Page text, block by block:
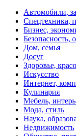
Автомобили,
Спецтехника,
Бизнес,
Безопасность,
Дом, семья
Досуг
Здоровье,
Искусство
Интернет,
Кулинария
Мебель,
Мода, стиль
Наука,
Недвижимость